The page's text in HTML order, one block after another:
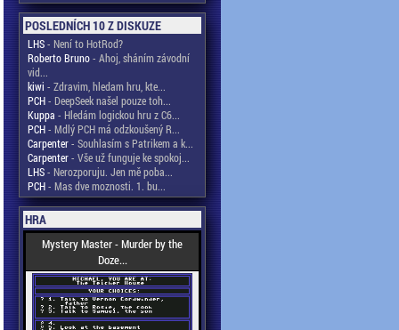
POSLEDNÍCH 10 Z DISKUZE
LHS- Není to HotRod?
Roberto Bruno- Ahoj, sháním závodní
vid...
kiwi - Zdravim, hledam hru, kte...
PCH- DeepSeek našel pouze toh...
Kuppa - Hledám logickou hru z C6...
PCH- Mdlý PCH má odzkoušený R...
Carpenter- Souhlasím s Patrikem a k...
Carpenter- Vše už funguje ke spokoj...
LHS- Nerozporuju. Jen mě poba...
PCH- Mas dve moznosti. 1. bu...
HRA
Mystery Master - Murder by the
Doze...